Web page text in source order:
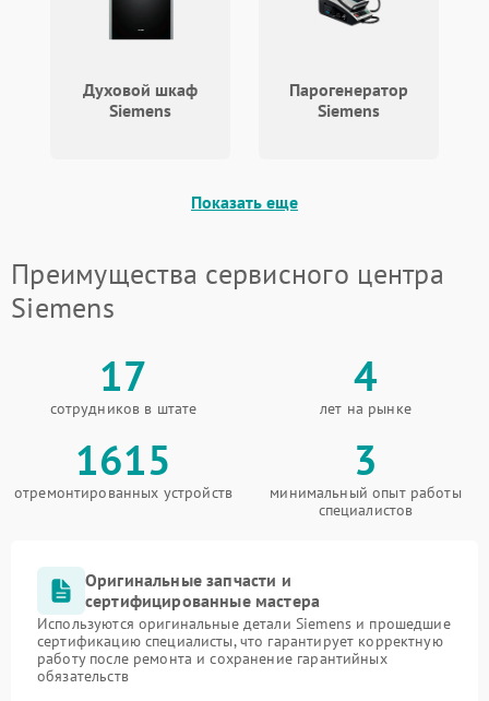
Духовой шкаф
Siemens
Парогенератор
Siemens
Показать еще
Преимущества сервисного центра
Siemens
17
сотрудников в штате
4
лет на рынке
1615
отремонтированных устройств
3
минимальный опыт работы
специалистов
Оригинальные запчасти и
сертифицированные мастера
Используются оригинальные детали Siemens и прошедшие
сертификацию специалисты, что гарантирует корректную
работу после ремонта и сохранение гарантийных
обязательств